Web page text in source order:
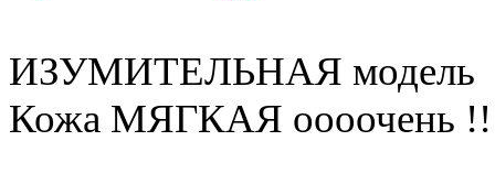
ИЗУМИТЕЛЬНАЯ модель
Кожа МЯГКАЯ оооочень